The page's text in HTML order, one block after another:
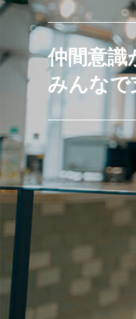
仲間意識
みんなで